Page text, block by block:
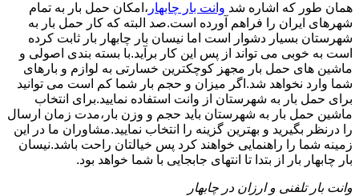
همان طور که اشاره شد وانت بار چابهار ،امکان حمل بار به تمام
شهرهای ایران را فراهم آورده است.صد البته که کار حمل بار به
شهرستان بسیار دشوار است اما نیسان بار چابهار بار ثابت کرده
است به خوبی می تواند از پس این کار برآید.با بسته بندی اصولی و
ماشین های حمل بار مجهز کوچکترین خسارتی به لوازم و بارهای
شما وارد نخواهد شد.اگر میزان و حجم بار شما کم است می توانید
برای حمل بار به شهرستان از وانت استفاده نمایید.برای انتخاب
ماشین حمل بار به شهرستان باید حجم و وزن بار،مدت زمان ارسال
را درنظر بگیرید و بهترین گزینه را انتخاب نمایید.مشاوران ما در این
زمینه شما را راهنمایی خواهند کرد پس خیالتان راحت باشد.نیسان
بار چابهار بار از بتدا تا انتهای جابجایی با شما خواهد بود.
وانت بار تلفنی و ارزان در چابهار